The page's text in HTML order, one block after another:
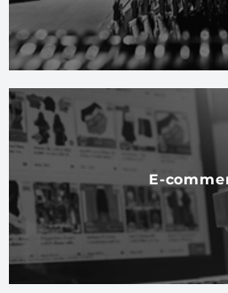
E-